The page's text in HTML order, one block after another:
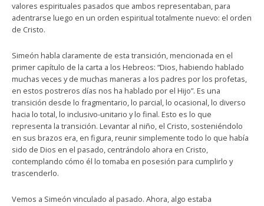
valores espirituales pasados que ambos representaban, para
adentrarse luego en un orden espiritual totalmente nuevo: el orden
de Cristo.
Simeón habla claramente de esta transición, mencionada en el
primer capítulo de la carta a los Hebreos: “Dios, habiendo hablado
muchas veces y de muchas maneras a los padres por los profetas,
en estos postreros días nos ha hablado por el Hijo”. Es una
transición desde lo fragmentario, lo parcial, lo ocasional, lo diverso
hacia lo total, lo inclusivo-unitario y lo final. Esto es lo que
representa la transición. Levantar al niño, el Cristo, sosteniéndolo
en sus brazos era, en figura, reunir simplemente todo lo que había
sido de Dios en el pasado, centrándolo ahora en Cristo,
contemplando cómo él lo tomaba en posesión para cumplirlo y
trascenderlo.
Vemos a Simeón vinculado al pasado. Ahora, algo estaba